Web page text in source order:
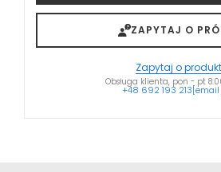
ZAPYTAJ O
Zapytaj o produkt
Obsługa klienta, pon - pt
+48 692 193 213